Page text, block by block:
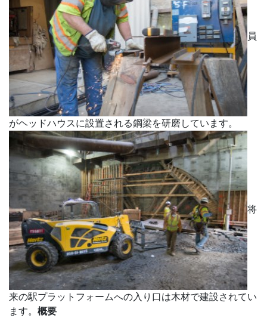
員
がヘッドハウスに設置される鋼梁を研磨しています。
将
来の駅プラットフォームへの入り口は木材で建設されてい
ます。 概要